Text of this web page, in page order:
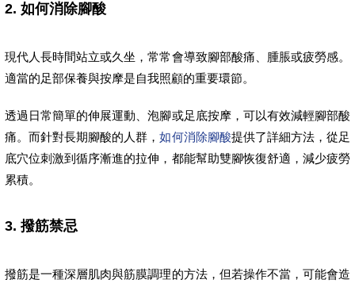
2. 如何消除腳酸
現代人長時間站立或久坐，常常會導致腳部酸痛、腫脹或疲勞感。
適當的足部保養與按摩是自我照顧的重要環節。
透過日常簡單的伸展運動、泡腳或足底按摩，可以有效減輕腳部酸
痛。而針對長期腳酸的人群，如何消除腳酸提供了詳細方法，從足
底穴位刺激到循序漸進的拉伸，都能幫助雙腳恢復舒適，減少疲勞
累積。
3. 撥筋禁忌
撥筋是一種深層肌肉與筋膜調理的方法，但若操作不當，可能會造